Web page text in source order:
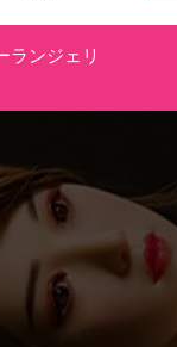
ランジェリ